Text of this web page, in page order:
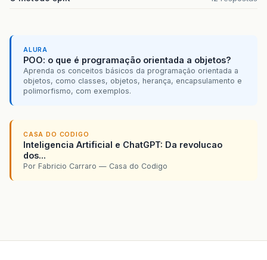
ALURA
POO: o que é programação orientada a objetos?
Aprenda os conceitos básicos da programação orientada a
objetos, como classes, objetos, herança, encapsulamento e
polimorfismo, com exemplos.
CASA DO CODIGO
Inteligencia Artificial e ChatGPT: Da revolucao
dos...
Por Fabricio Carraro — Casa do Codigo